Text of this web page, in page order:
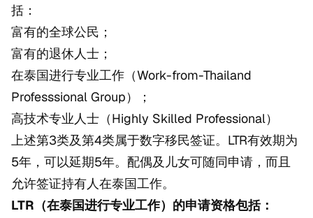
括：
富有的全球公民；
富有的退休人士；
在泰国进行专业工作（Work-from-Thailand
Professsional Group）；
高技术专业人士（Highly Skilled Professional）
上述第3类及第4类属于数字移民签证。LTR有效期为
5年，可以延期5年。配偶及儿女可随同申请，而且
允许签证持有人在泰国工作。
LTR（在泰国进行专业工作）的申请资格包括：